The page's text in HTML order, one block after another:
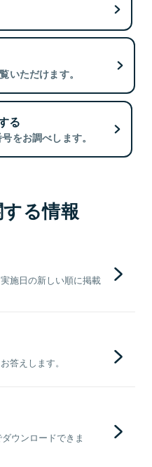
いただけます。
る
をお調べします。
る情報
施日の新しい順に掲載
答えします。
ウンロードできま